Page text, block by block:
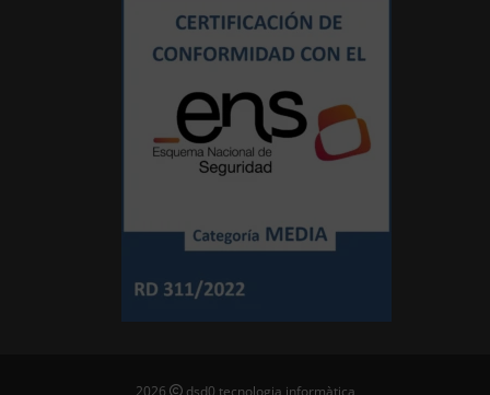
2026 dsd0 tecnologia informàtica